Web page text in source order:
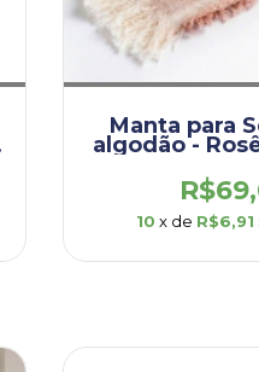
Manta para
algodão -
10 x de R$6,91